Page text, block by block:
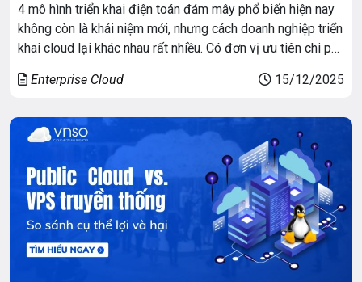
4 mô hình triển khai điện toán đám mây phổ biến hiện nay
không còn là khái niệm mới, nhưng cách doanh nghiệp triển
khai cloud lại khác nhau rất nhiều. Có đơn vị ưu tiên chi phí
tuân thủ lên hàng […]
Enterprise Cloud 15/12/2025